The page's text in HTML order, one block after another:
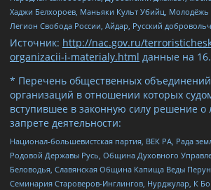
Хаджи Белхороев, Маньяки Культ Убийц, Молодёжь
Легион Свобода России, Айдар, Русский
Источник: http://nac.gov.ru/
organizacii-i-materialy.html данные на
* Перечень общественных
организаций в отношении которых
вступившее в законную силу решение о
запрете деятельности:
Национал-большевистская партия, ВЕК РА, Рада
Родовой Державы Русь, Община Духовного
Беловодья, Славянская Община Капища Веды
Семинария Староверов-Инглингов, Нурджулар, К